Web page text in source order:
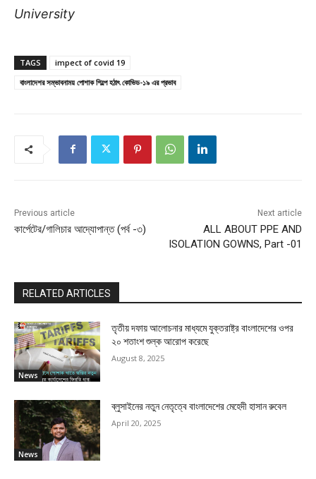
University
TAGS
impect of covid 19
বাংলাদেশর সম্ভাবনাময় পোশাক শিল্পে হঠাৎ কোভিড-১৯ এর প্রভাব
Previous article
কার্পেটের/গালিচার আদ্যোপান্ত (পর্ব -৩)
Next article
ALL ABOUT PPE AND
ISOLATION GOWNS, Part -01
RELATED ARTICLES
News
তৃতীয় দফায় আলোচনার মাধ্যমে যুক্তরাষ্ট্র বাংলাদেশের ওপর
২০ শতাংশ শুল্ক আরোপ করেছে
August 8, 2025
News
ব্লুসাইনের নতুন নেতৃত্বে বাংলাদেশের মেহেদী হাসান রুবেল
April 20, 2025